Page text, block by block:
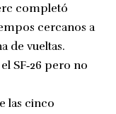
completó
cercanos a
de vueltas.
SF‑26 pero no
las cinco